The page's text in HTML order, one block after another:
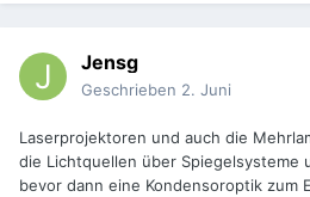
Jensg
Geschrieben 2. Juni
Laserprojektoren und auch die
die Lichtquellen über Spiegelsysteme
bevor dann eine Kondensoroptik zum